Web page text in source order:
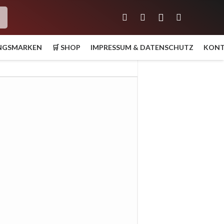
🛒 SHOP IMPRESSUM & DATENSCHUTZ